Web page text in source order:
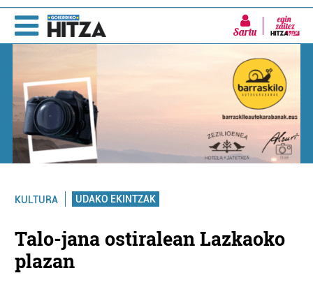
Sartu
KULTURA UDAKO EKINTZAK
Talo-jana ostiralean Lazkaoko
plazan